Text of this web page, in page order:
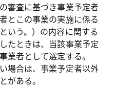
審査に基づき事業予定者
とこの事業の実施に係る
いう。）の内容に関する
たときは、当該事業予定
業者として選定する。
場合は、事業予定者以外
がある。